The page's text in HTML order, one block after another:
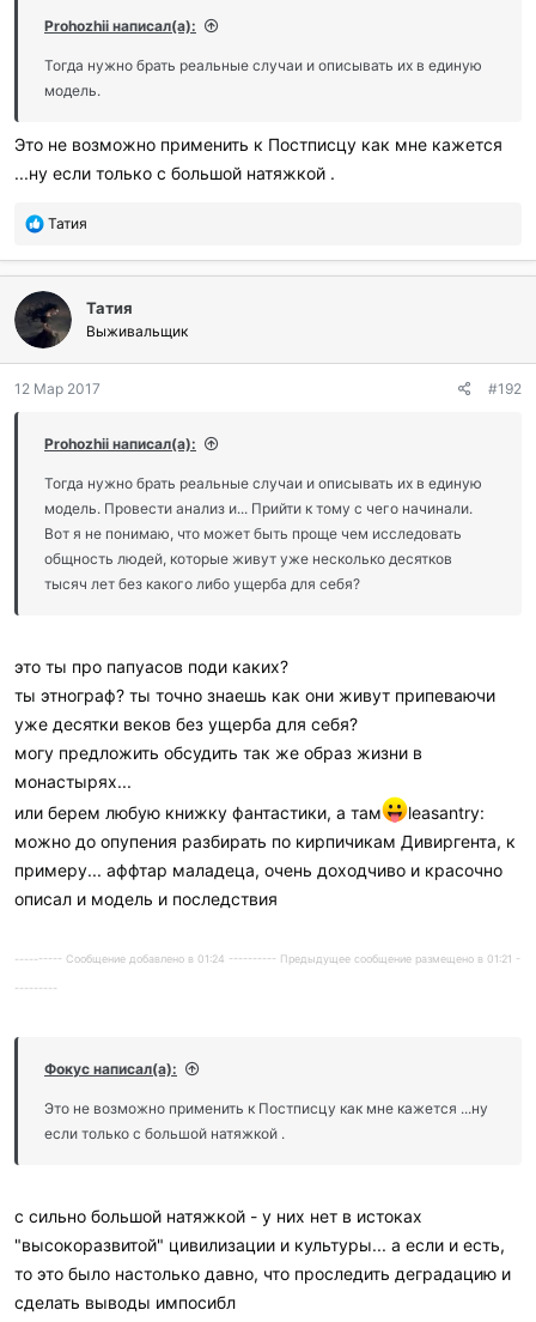
Prohozhii написал(а):
Тогда нужно брать реальные случаи и описывать их в единую
модель.
Это не возможно применить к Постписцу как мне кажется
...ну если только с большой натяжкой .
П
б
л
а
г
о
а
и
и
:
Татия
Татия
Выживальщик
12 Мар 2017 #192
Prohozhii написал(а):
Тогда нужно брать реальные случаи и описывать их в единую
модель. Провести анализ и... Прийти к тому с чего начинали.
Вот я не понимаю, что может быть проще чем исследовать
общность людей, которые живут уже несколько десятков
тысяч лет без какого либо ущерба для себя?
это ты про папуасов поди каких?
ты этнограф? ты точно знаешь как они живут припеваючи
уже десятки веков без ущерба для себя?
могу предложить обсудить так же образ жизни в
монастырях...
или берем любую книжку фантастики, а там
leasantry:
можно до опупения разбирать по кирпичикам Дивиргента, к
примеру... аффтар маладеца, очень доходчиво и красочно
описал и модель и последствия
---------- Сообщение добавлено в 01:24 ---------- Предыдущее сообщение размещено в 01:21 -
---------
Фокус написал(а):
Это не возможно применить к Постписцу как мне кажется ...ну
если только с большой натяжкой .
с сильно большой натяжкой - у них нет в истоках
"высокоразвитой" цивилизации и культуры... а если и есть,
то это было настолько давно, что проследить деградацию и
сделать выводы импосибл